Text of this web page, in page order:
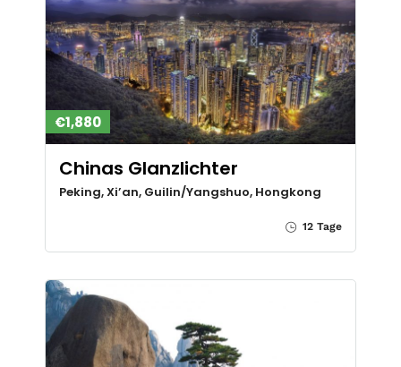
€1,880
Chinas Glanzlichter
Peking, Xi’an, Guilin/Yangshuo, Hongkong
12 Tage